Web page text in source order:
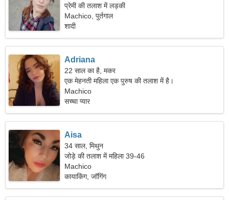
प्रेमी की तलाश में लड़की
Machico, पुर्तगाल
शादी
Adriana
22 साल का है, मकर
एक मेहनती महिला एक पुरुष की तलाश में है।
Machico
सच्चा प्यार
Aisa
34 साल, मिथुन
जोड़े की तलाश में महिला 39-46
Machico
कायाकिंग, जॉगिंग